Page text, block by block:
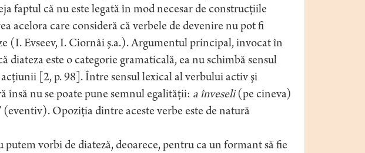
faptul că nu este legată în mod necesar de construcţiile
acelora care consideră că verbele de devenire nu pot fi
(I. Evseev, I. Ciornâi ş.a.). Argumentul principal, invocat în
este o categorie gramaticală, ea nu schimbă sensul
[2, p. 98]. Între sensul lexical al verbului activ şi
însă nu se poate pune semnul egalităţii: a înveseli(pe cineva)
(eventiv). Opoziţia dintre aceste verbe este de natură
vorbi de diateză, deoarece, pentru ca un formant să fie